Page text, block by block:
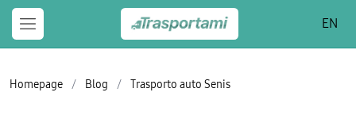
EN
Homepage / Blog / Trasporto auto Senis